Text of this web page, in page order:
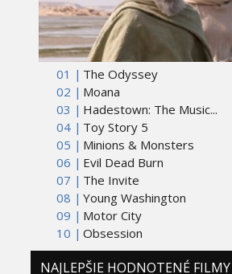
01 | The Odyssey
02 | Moana
03 | Hadestown: The Music...
04 | Toy Story 5
05 | Minions & Monsters
06 | Evil Dead Burn
07 | The Invite
08 | Young Washington
09 | Motor City
10 | Obsession
NAJLEPŠIE HODNOTENÉ FILMY